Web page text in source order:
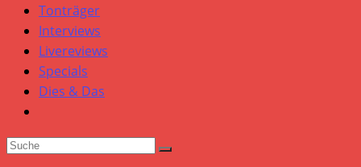
Tonträger
Interviews
Livereviews
Specials
Dies & Das